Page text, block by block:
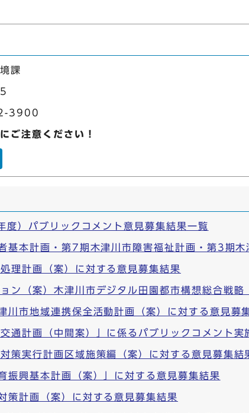
課
3900
ご注意ください！
）パブリックコメント意見募集結果一覧
基本計画・第7期木津川市障害福祉計画・第3期
理計画（案）に対する意見募集結果
ョン（案）木津川市デジタル田園都市構想総合戦
川市地域連携保全活動計画（案）に対する意見募
交通計画（中間案）」に係るパブリックコメント実
策実行計画区域施策編（案）に対する意見募集結
振興基本計画（案）」に対する意見募集結果
策計画（案）に対する意見募集結果